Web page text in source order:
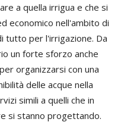
a quella irrigua e che si
economico nell'ambito di
tutto per l'irrigazione. Da
un forte sforzo anche
organizzarsi con una
delle acque nella
simili a quelli che in
si stanno progettando.